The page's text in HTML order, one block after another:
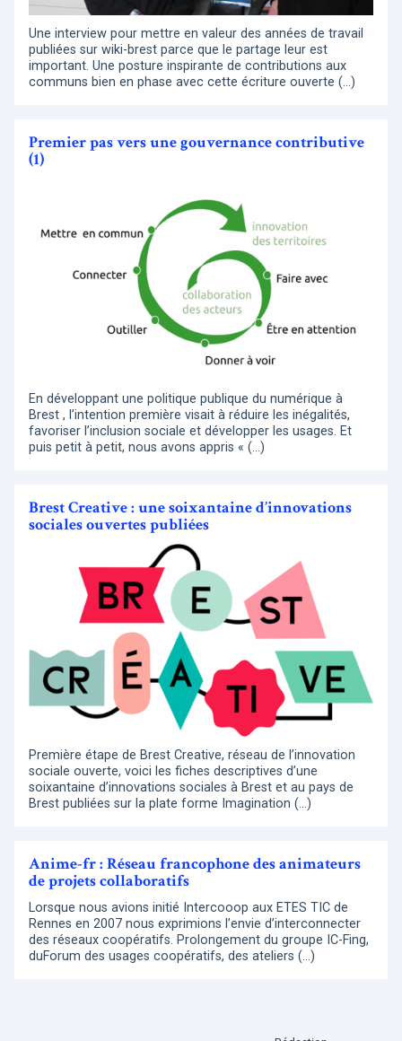
Une interview pour mettre en valeur des années de travail
publiées sur wiki-brest parce que le partage leur est
important. Une posture inspirante de contributions aux
communs bien en phase avec cette écriture ouverte (…)
Premier pas vers une gouvernance contributive
(1)
En développant une politique publique du numérique à
Brest , l’intention première visait à réduire les inégalités,
favoriser l’inclusion sociale et développer les usages. Et
puis petit à petit, nous avons appris « (…)
Brest Creative : une soixantaine d’innovations
sociales ouvertes publiées
Première étape de Brest Creative, réseau de l’innovation
sociale ouverte, voici les fiches descriptives d’une
soixantaine d’innovations sociales à Brest et au pays de
Brest publiées sur la plate forme Imagination (…)
Anime-fr : Réseau francophone des animateurs
de projets collaboratifs
Lorsque nous avions initié Intercooop aux ETES TIC de
Rennes en 2007 nous exprimions l’envie d’interconnecter
des réseaux coopératifs. Prolongement du groupe IC-Fing,
duForum des usages coopératifs, des ateliers (…)